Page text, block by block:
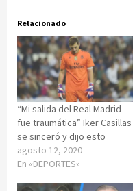
Relacionado
“Mi salida del Real Madrid
fue traumática” Iker Casillas
se sinceró y dijo esto
agosto 12, 2020
En «DEPORTES»